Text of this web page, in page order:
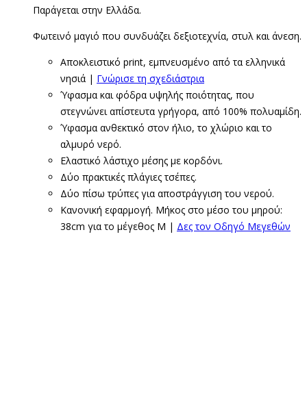
Παράγεται στην Ελλάδα.
Φωτεινό μαγιό που συνδυάζει δεξιοτεχνία, στυλ και άνεση.
Αποκλειστικό print, εμπνευσμένο από τα ελληνικά
νησιά | Γνώρισε τη σχεδιάστρια
Ύφασμα και φόδρα υψηλής ποιότητας, που
στεγνώνει απίστευτα γρήγορα, από 100% πολυαμίδη.
Ύφασμα ανθεκτικό στον ήλιο, το χλώριο και το
αλμυρό νερό.
Ελαστικό λάστιχο μέσης με κορδόνι.
Δύο πρακτικές πλάγιες τσέπες.
Δύο πίσω τρύπες για αποστράγγιση του νερού.
Κανονική εφαρμογή. Μήκος στο μέσο του μηρού:
38cm για το μέγεθος M | Δες τον Οδηγό Μεγεθών